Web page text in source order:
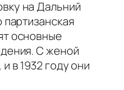
на Дальний
основные
С женой
в 1932 году они